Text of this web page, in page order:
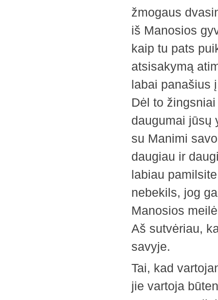
žmogaus
iš Manosios
kaip tu pats
atsisakymą
labai panašius
Dėl to
daugumai jūsų
su Manimi
daugiau ir
labiau
nebekils, jog
Manosios
Aš sutvėriau,
savyje.
Tai, kad
jie vartoja